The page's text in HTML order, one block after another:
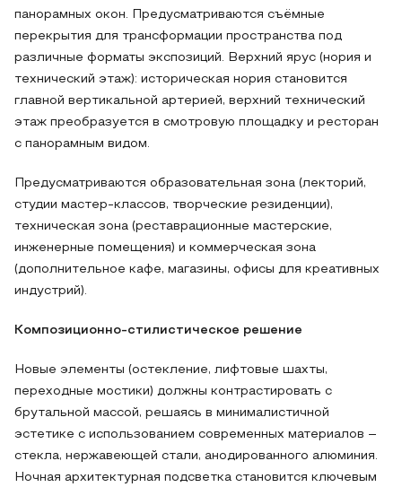
панорамных окон. Предусматриваются съёмные
перекрытия для трансформации пространства под
различные форматы экспозиций. Верхний ярус (нория и
технический этаж): историческая нория становится
главной вертикальной артерией, верхний технический
этаж преобразуется в смотровую площадку и ресторан
с панорамным видом.
Предусматриваются образовательная зона (лекторий,
студии мастер-классов, творческие резиденции),
техническая зона (реставрационные мастерские,
инженерные помещения) и коммерческая зона
(дополнительное кафе, магазины, офисы для креативных
индустрий).
Композиционно-стилистическое решение
Новые элементы (остекление, лифтовые шахты,
переходные мостики) должны контрастировать с
брутальной массой, решаясь в минималистичной
эстетике с использованием современных материалов –
стекла, нержавеющей стали, анодированного алюминия.
Ночная архитектурная подсветка становится ключевым